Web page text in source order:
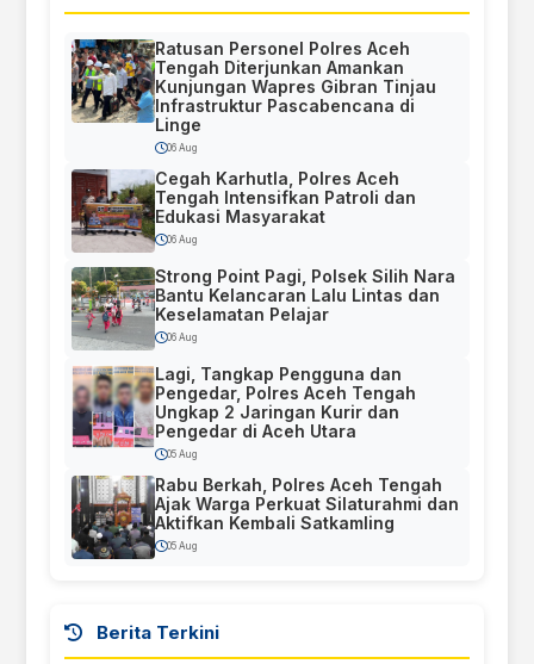
Ratusan Personel Polres Aceh
Tengah Diterjunkan Amankan
Kunjungan Wapres Gibran Tinjau
Infrastruktur Pascabencana di
Linge
06 Aug
Cegah Karhutla, Polres Aceh
Tengah Intensifkan Patroli dan
Edukasi Masyarakat
06 Aug
Strong Point Pagi, Polsek Silih Nara
Bantu Kelancaran Lalu Lintas dan
Keselamatan Pelajar
06 Aug
Lagi, Tangkap Pengguna dan
Pengedar, Polres Aceh Tengah
Ungkap 2 Jaringan Kurir dan
Pengedar di Aceh Utara
05 Aug
Rabu Berkah, Polres Aceh Tengah
Ajak Warga Perkuat Silaturahmi dan
Aktifkan Kembali Satkamling
05 Aug
Berita Terkini